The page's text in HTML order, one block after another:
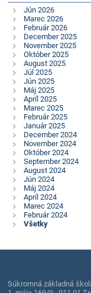
Jún 2026
Marec 2026
Február 2026
December 2025
November 2025
Október 2025
August 2025
Júl 2025
Jún 2025
Máj 2025
Apríl 2025
Marec 2025
Február 2025
Január 2025
December 2024
November 2024
Október 2024
September 2024
August 2024
Jún 2024
Máj 2024
Apríl 2024
Marec 2024
Február 2024
Všetky
Súkromná základná